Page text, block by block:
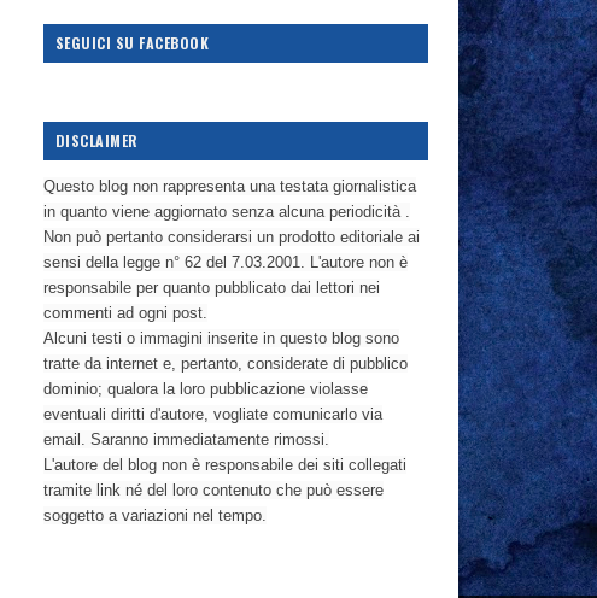
SEGUICI SU FACEBOOK
DISCLAIMER
Questo blog non rappresenta una testata giornalistica
in quanto viene aggiornato senza alcuna periodicità .
Non può pertanto considerarsi un prodotto editoriale ai
sensi della legge n° 62 del 7.03.2001. L'autore non è
responsabile per quanto pubblicato dai lettori nei
commenti ad ogni post.
Alcuni testi o immagini inserite in questo blog sono
tratte da internet e, pertanto, considerate di pubblico
dominio; qualora la loro pubblicazione violasse
eventuali diritti d'autore, vogliate comunicarlo via
email. Saranno immediatamente rimossi.
L'autore del blog non è responsabile dei siti collegati
tramite link né del loro contenuto che può essere
soggetto a variazioni nel tempo.